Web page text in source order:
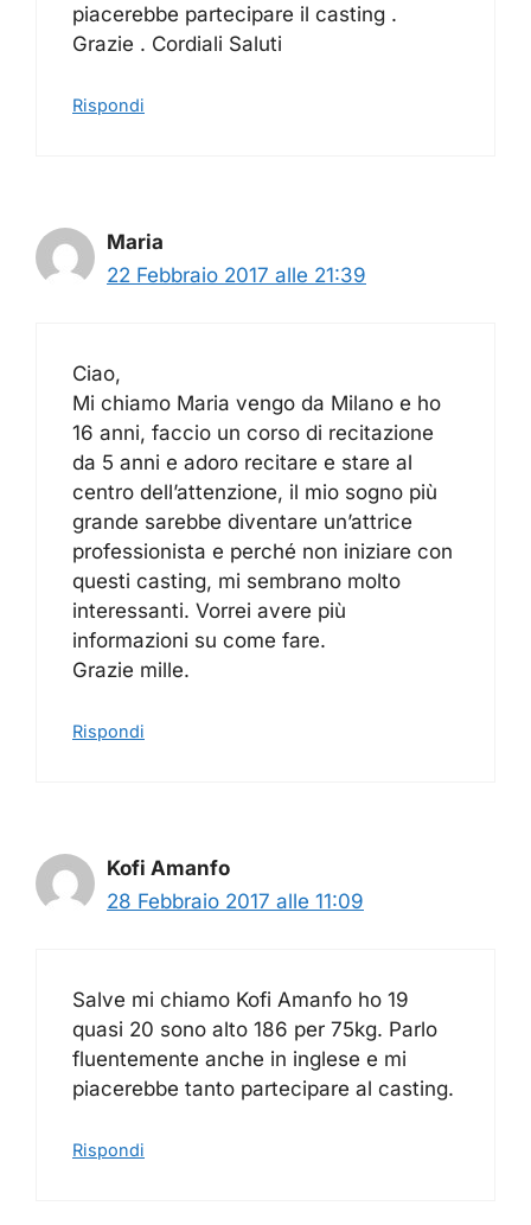
piacerebbe partecipare il casting .
Grazie . Cordiali Saluti
Rispondi
Maria
22 Febbraio 2017 alle 21:39
Ciao,
Mi chiamo Maria vengo da Milano e ho
16 anni, faccio un corso di recitazione
da 5 anni e adoro recitare e stare al
centro dell’attenzione, il mio sogno più
grande sarebbe diventare un’attrice
professionista e perché non iniziare con
questi casting, mi sembrano molto
interessanti. Vorrei avere più
informazioni su come fare.
Grazie mille.
Rispondi
Kofi Amanfo
28 Febbraio 2017 alle 11:09
Salve mi chiamo Kofi Amanfo ho 19
quasi 20 sono alto 186 per 75kg. Parlo
fluentemente anche in inglese e mi
piacerebbe tanto partecipare al casting.
Rispondi